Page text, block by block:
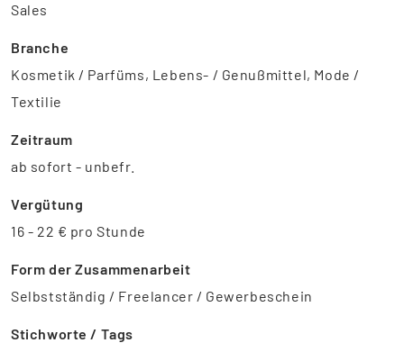
Sales
Branche
Kosmetik / Parfüms, Lebens- / Genußmittel, Mode /
Textilie
Zeitraum
ab sofort - unbefr.
Vergütung
16 - 22 € pro Stunde
Form der Zusammenarbeit
Selbstständig / Freelancer / Gewerbeschein
Stichworte / Tags